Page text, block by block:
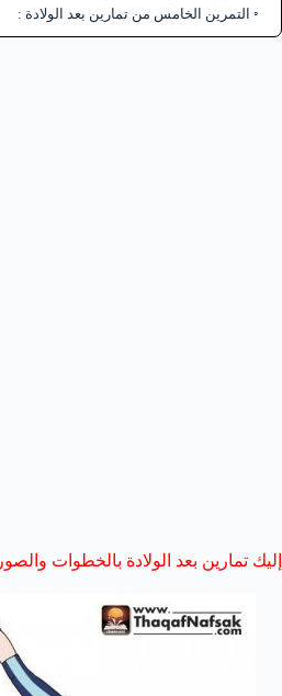
التمرين الخامس من تمارين بعد الولادة :
إليك تمارين بعد الولادة بالخطوات والصور